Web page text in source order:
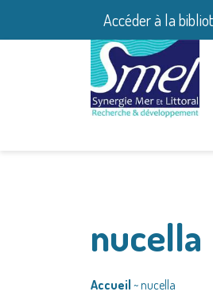
Accéder à la
nucella
Accueil ~nucella